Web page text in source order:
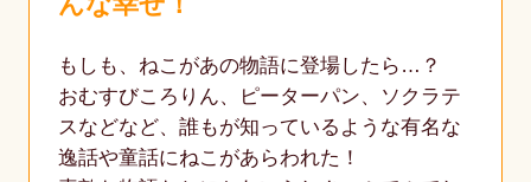
もしも、ねこがあの物語に登場したら…？
おむすびころりん、ピーターパン、ソクラテ
スなどなど、誰もが知っているような有名な
逸話や童話にねこがあらわれた！